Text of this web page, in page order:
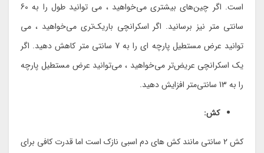
است. اگر چین‌های بیشتری می‌خواهید ، می توانید طول را به 60
سانتی متر نیز برسانید. اگر اسکرانچی باریک‌تری می‌خواهید ، می
توانید عرض مستطیل پارچه ای را به 7 سانتی متر کاهش دهید. اگر
یک اسکرانچی عریض‌تر می‌خواهید ، می‌توانید عرض مستطیل پارچه
را به 13 سانتی‌متر افزایش دهید.
کش:
کش 2 سانتی مانند کش های دم اسبی نازک است اما قدرت کافی برای